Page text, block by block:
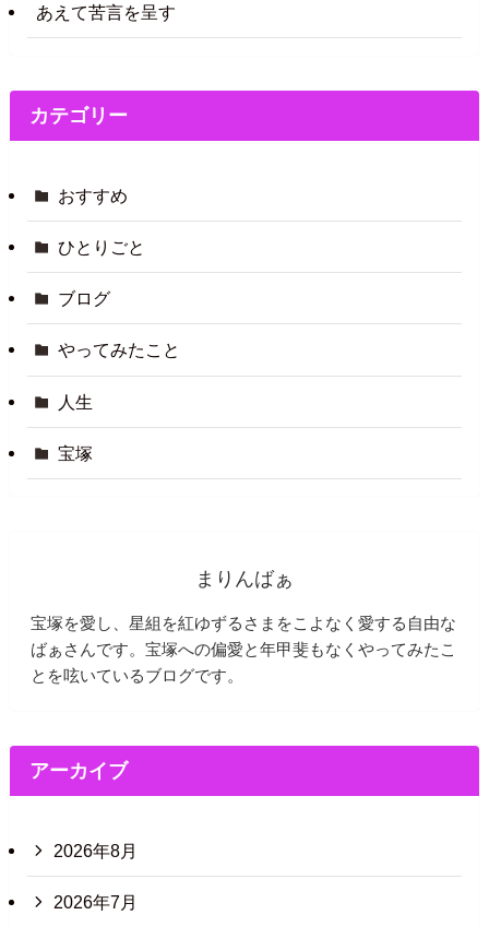
あえて苦言を呈す
カテゴリー
おすすめ
ひとりごと
ブログ
やってみたこと
人生
宝塚
まりんばぁ
宝塚を愛し、星組を紅ゆずるさまをこよなく愛する自由な
ばぁさんです。宝塚への偏愛と年甲斐もなくやってみたこ
とを呟いているブログです。
アーカイブ
2026年8月
2026年7月